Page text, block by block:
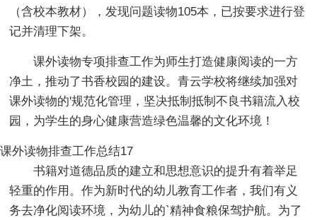
（含校本教材），发现问题读物105本，已按要求进行登
记并清理下架。
课外读物专项排查工作为师生打造健康阅读的一方
净土，推动了书香校园的建设。青云学校将继续加强对
课外读物的'规范化管理，坚决抵制抵制不良书籍流入校
园，为学生的身心健康营造绿色温馨的文化环境！
课外读物排查工作总结17
书籍对道德品质的建立和思想意识的提升有着举足
轻重的作用。作为新时代的幼儿教育工作者，我们有义
务去净化阅读环境，为幼儿的`精神食粮保驾护航。为了